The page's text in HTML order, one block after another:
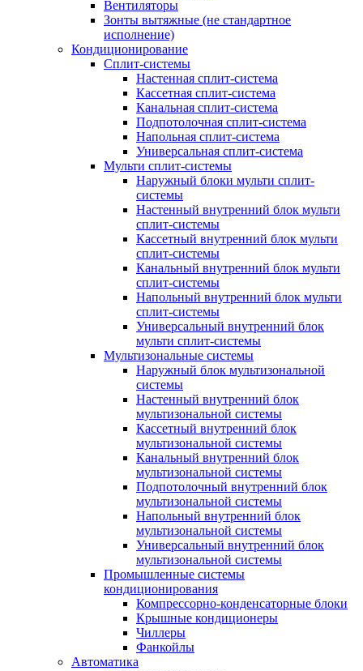
Вентиляторы
Зонты вытяжные (не стандартное
исполнение)
Кондиционирование
Сплит-системы
Настенная сплит-система
Кассетная сплит-система
Канальная сплит-система
Подпотолочная сплит-система
Напольная сплит-система
Универсальная сплит-система
Мульти сплит-системы
Наружный блоки мульти сплит-
системы
Настенный внутренний блок мульти
сплит-системы
Кассетный внутренний блок мульти
сплит-системы
Канальный внутренний блок мульти
сплит-системы
Напольный внутренний блок мульти
сплит-системы
Универсальный внутренний блок
мульти сплит-системы
Мультизональные системы
Наружный блок мультизональной
системы
Настенный внутренний блок
мультизональной системы
Кассетный внутренний блок
мультизональной системы
Канальный внутренний блок
мультизональной системы
Подпотолочный внутренний блок
мультизональной системы
Напольный внутренний блок
мультизональной системы
Универсальный внутренний блок
мультизональной системы
Промышленные системы
кондиционирования
Компрессорно-конденсаторные блоки
Крышные кондиционеры
Чиллеры
Фанкойлы
Автоматика